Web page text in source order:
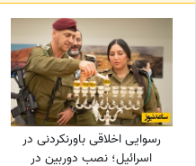
رسوایی اخلاقی باورنکردنی در
اسرائیل؛ نصب دوربین در